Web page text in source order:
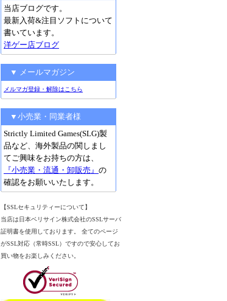
当店ブログです。
最新入荷&注目ソフトについて
書いています。
洋ゲー店ブログ
▼ メールマガジン
メルマガ登録・解除はこちら
▼小売業・同業者様
Strictly Limited Games(SLG)製
品など、海外製品の関しまし
てご興味をお持ちの方は、
『小売業・流通・卸販売』 の
確認をお願いいたします。
【SSLセキュリティーについて】
当店は日本ベリサイン株式会社のSSLサーバ
証明書を使用しております。 全てのページ
がSSL対応（常時SSL）ですので安心してお
買い物をお楽しみください。